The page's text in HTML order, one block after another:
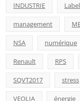
INDUSTRIE
management
NSA numérique
Renault RPS
SQVT2017 stress
VEOLIA énergie